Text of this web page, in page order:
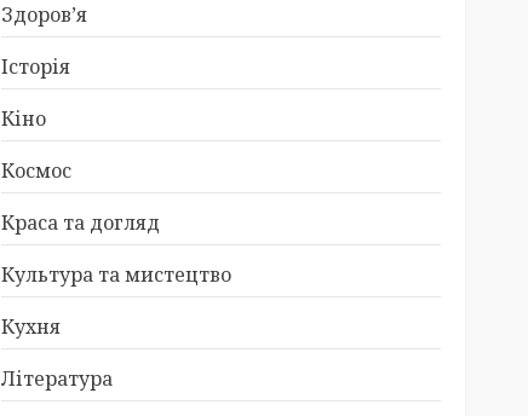
Здоров’я
Історія
Кіно
Космос
Краса та догляд
Культура та мистецтво
Кухня
Література